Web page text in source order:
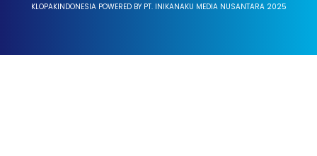
KLOPAKINDONESIA POWERED BY PT. INIKANAKU MEDIA NUSANTARA 2025